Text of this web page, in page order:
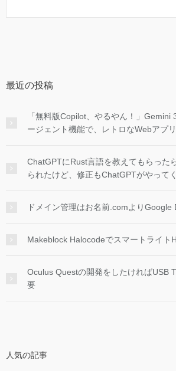
最近の投稿
「無料版Copilot、やるやん！」Gemini
ージェント機能で、レトロなWebアプ
ChatGPTにRust言語を教えてもらった
られたけど、修正もChatGPTがやって
ドメイン管理はお名前.comよりGoogle
Makeblock Halocodeでスマートライト
Oculus Questの開発をしたければUSB
要
人気の記事